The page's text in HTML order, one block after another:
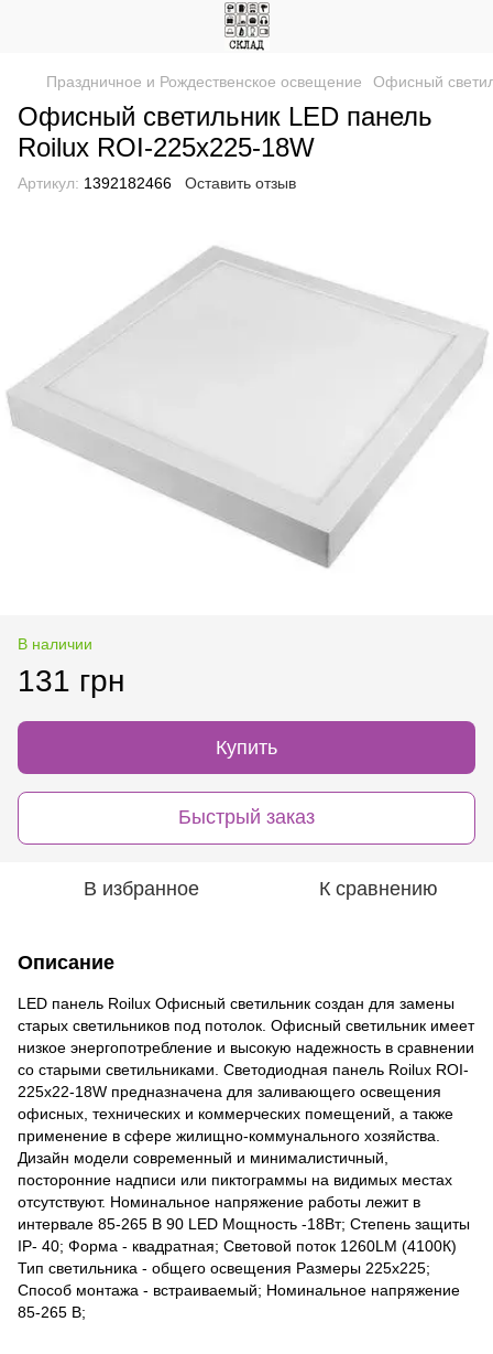
Праздничное и Рождественское освещение Офисный
Офисный светильник LED панель
Roilux ROI-225х225-18W
Артикул: 1392182466 Оставить отзыв
В наличии
131 грн
Купить
Быстрый заказ
В избранное К сравнению
Описание
LED панель Roilux Офисный светильник создан для замены
старых светильников под потолок. Офисный светильник имеет
низкое энергопотребление и высокую надежность в сравнении
со старыми светильниками. Светодиодная панель Roilux ROI-
225х22-18W предназначена для заливающего освещения
офисных, технических и коммерческих помещений, а также
применение в сфере жилищно-коммунального хозяйства.
Дизайн модели современный и минималистичный,
посторонние надписи или пиктограммы на видимых местах
отсутствуют. Номинальное напряжение работы лежит в
интервале 85-265 В 90 LED Мощность -18Вт; Степень защиты
IP- 40; Форма - квадратная; Световой поток 1260LM (4100К)
Тип светильника - oбщего освещения Размеры 225х225;
Способ монтажа - встраиваемый; Номинальное напряжение
85-265 В;